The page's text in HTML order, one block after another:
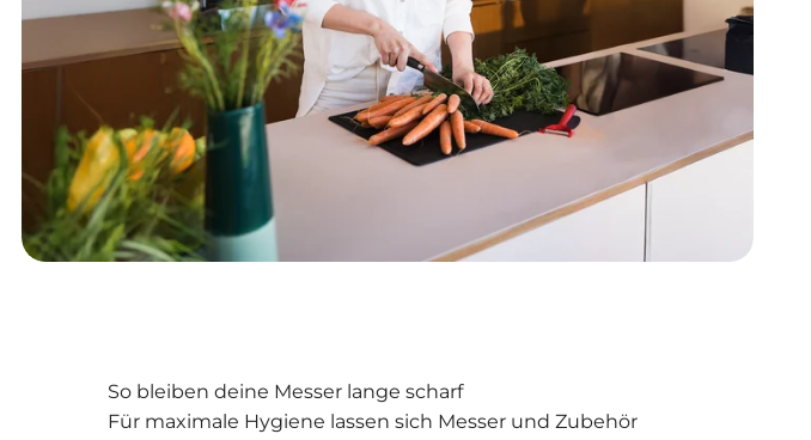
So bleiben deine Messer lange scharf
Für maximale Hygiene lassen sich Messer und Zubehör